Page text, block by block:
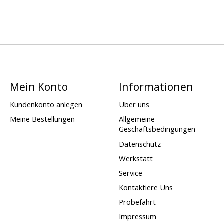
Mein Konto
Kundenkonto anlegen
Meine Bestellungen
Informationen
Über uns
Allgemeine
Geschäftsbedingungen
Datenschutz
Werkstatt
Service
Kontaktiere Uns
Probefahrt
Impressum